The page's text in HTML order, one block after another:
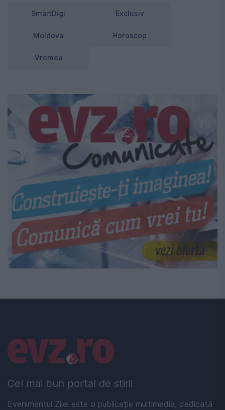
SmartDigi Exclusiv
Moldova Horoscop
Vremea
Cel mai bun portal de stiri!
Evenimentul Zilei este o publicație multimedia, dedicată
Linkuri utile